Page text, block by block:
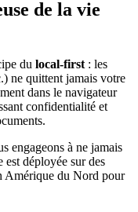
de la vie
du local-first : les
ne quittent jamais votre
dans le navigateur
confidentialité et
engageons à ne jamais
déployée sur des
Amérique du Nord pour